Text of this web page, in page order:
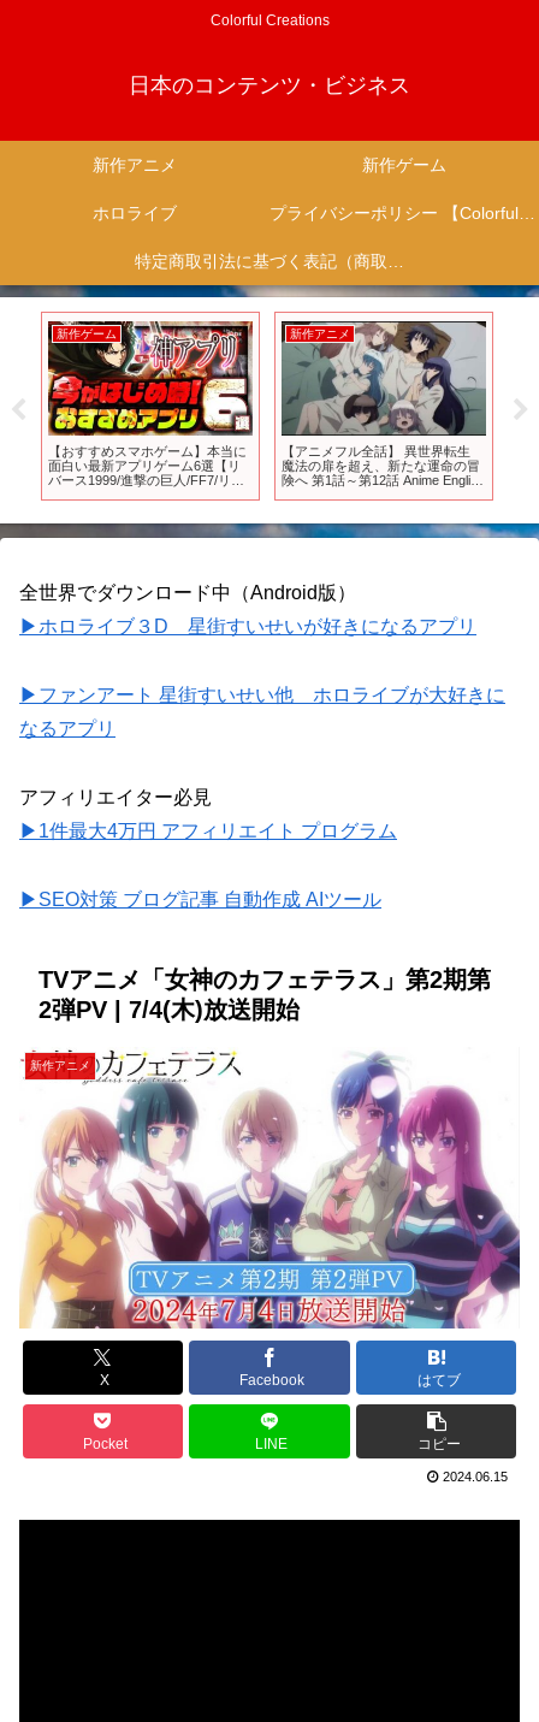
Colorful Creations
日本のコンテンツ・ビジネス
新作アニメ 新作ゲーム
ホロライブ プライバシーポリシー 【Colorful Creation】
特定商取引法に基づく表記（商取引に関する開示）
新作ゲーム
【おすすめスマホゲーム】本当に
面白い最新アプリゲーム6選【リ
バース1999/進撃の巨人/FF7/リセ
新作アニメ
【アニメフル全話】 異世界転生
魔法の扉を超え、新たな運命の冒
険へ 第1話～第12話 Anime English
全世界でダウンロード中（Android版）
▶ホロライブ３D 星街すいせいが好きになるアプリ
▶ファンアート 星街すいせい他 ホロライブが大好きに
なるアプリ
アフィリエイター必見
▶1件最大4万円 アフィリエイト プログラム
▶SEO対策 ブログ記事 自動作成 AIツール
TVアニメ「女神のカフェテラス」第2期第
2弾PV | 7/4(木)放送開始
新作アニメ
X Facebook はてブ
Pocket LINE コピー
2024.06.15